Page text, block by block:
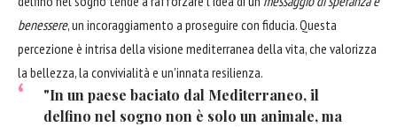
benessere, un incoraggiamento a proseguire con fiducia. Questa
percezione è intrisa della visione mediterranea della vita, che valorizza
la bellezza, la convivialità e un'innata resilienza.
"In un paese baciato dal Mediterraneo, il
delfino nel sogno non è solo un animale, ma